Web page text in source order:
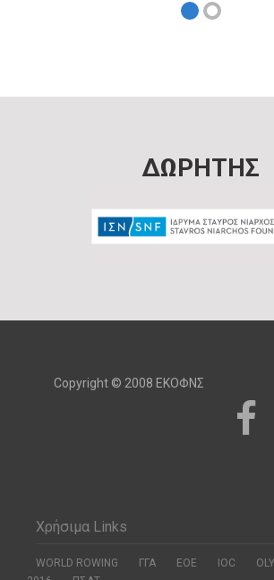
ΔΩΡΗΤΗΣ
Copyright © 2008 ΕΚΟΦΝΣ
Χρήσιμα Links
WORLD ROWING ΓΓΑ ΕΟΕ ΙΟC